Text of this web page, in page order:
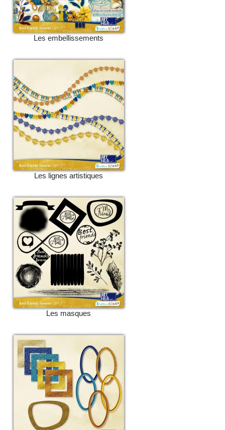
Les embellissements
Les lignes artistiques
Les masques